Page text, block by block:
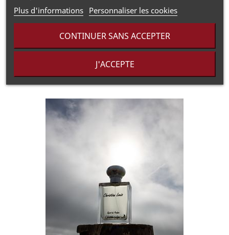
Plus d'informations Personnaliser les cookies
CONTINUER SANS ACCEPTER
J'ACCEPTE
Notes de fond :
amandes.
Informations Réglementaires